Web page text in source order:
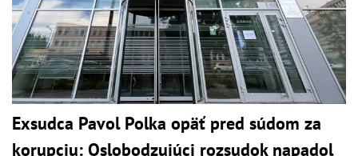
Exsudca Pavol Polka opäť pred súdom za
korupciu: Oslobodzujúci rozsudok napadol